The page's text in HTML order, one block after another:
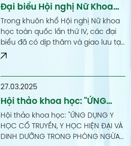
Đại biểu Hội nghị Nữ Khoa
học toàn quốc lần thứ IV
thăm Bệnh viện Trung ương
Huế
Trong khuôn khổ Hội nghị Nữ khoa
học toàn quốc lần thứ IV, các đại
biểu đã có dịp thăm và giao lưu tại
Bệnh viện Trung ương Huế.
27.03.2025
Hội thảo khoa học: "ỨNG
DỤNG Y HỌC CỔ TRUYỀN, Y
HỌC HIỆN ĐẠI VÀ DINH
DƯỠNG TRONG PHÒNG NGỪA
Hội thảo khoa học: "ỨNG DỤNG Y
HỌC CỔ TRUYỀN, Y HỌC HIỆN ĐẠI VÀ
DINH DƯỠNG TRONG PHÒNG NGỪA